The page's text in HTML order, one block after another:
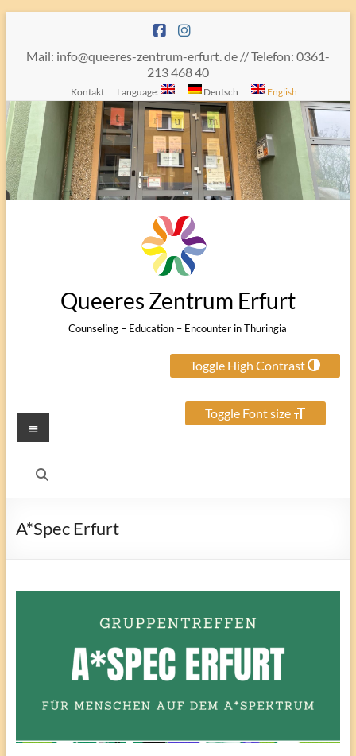
content
Mail: info@queeres-zentrum-erfurt. de // Telefon: 0361-
213 468 40
Kontakt Language: Deutsch English
Queeres Zentrum Erfurt
Counseling – Education – Encounter in Thuringia
Toggle High Contrast
Toggle Font size
Menu
A*Spec Erfurt